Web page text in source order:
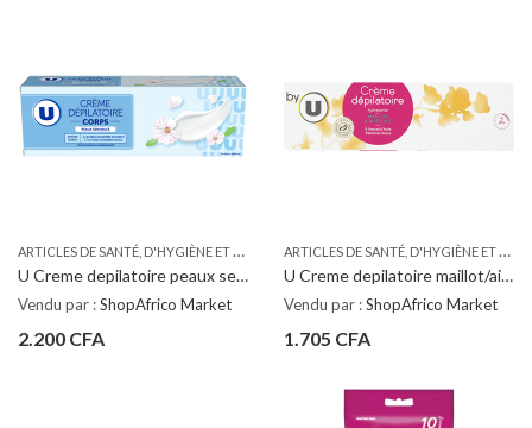
A
RTICLES DE SANTÉ, D'HYGIÈNE ET DE SOINS PERSONNELS ,PRODUITS DE BEAUTÉ,
U Creme depilatoire peaux sensibles 200ML
Vendu par :ShopAfrico Market
2.200 CFA
A
RTICLES DE SANTÉ, D'HYGIÈNE ET DE SOINS PERSONNELS
U Creme depilatoire maillot/aisselles 100ML
Vendu par :ShopAfrico Market
1.705 CFA